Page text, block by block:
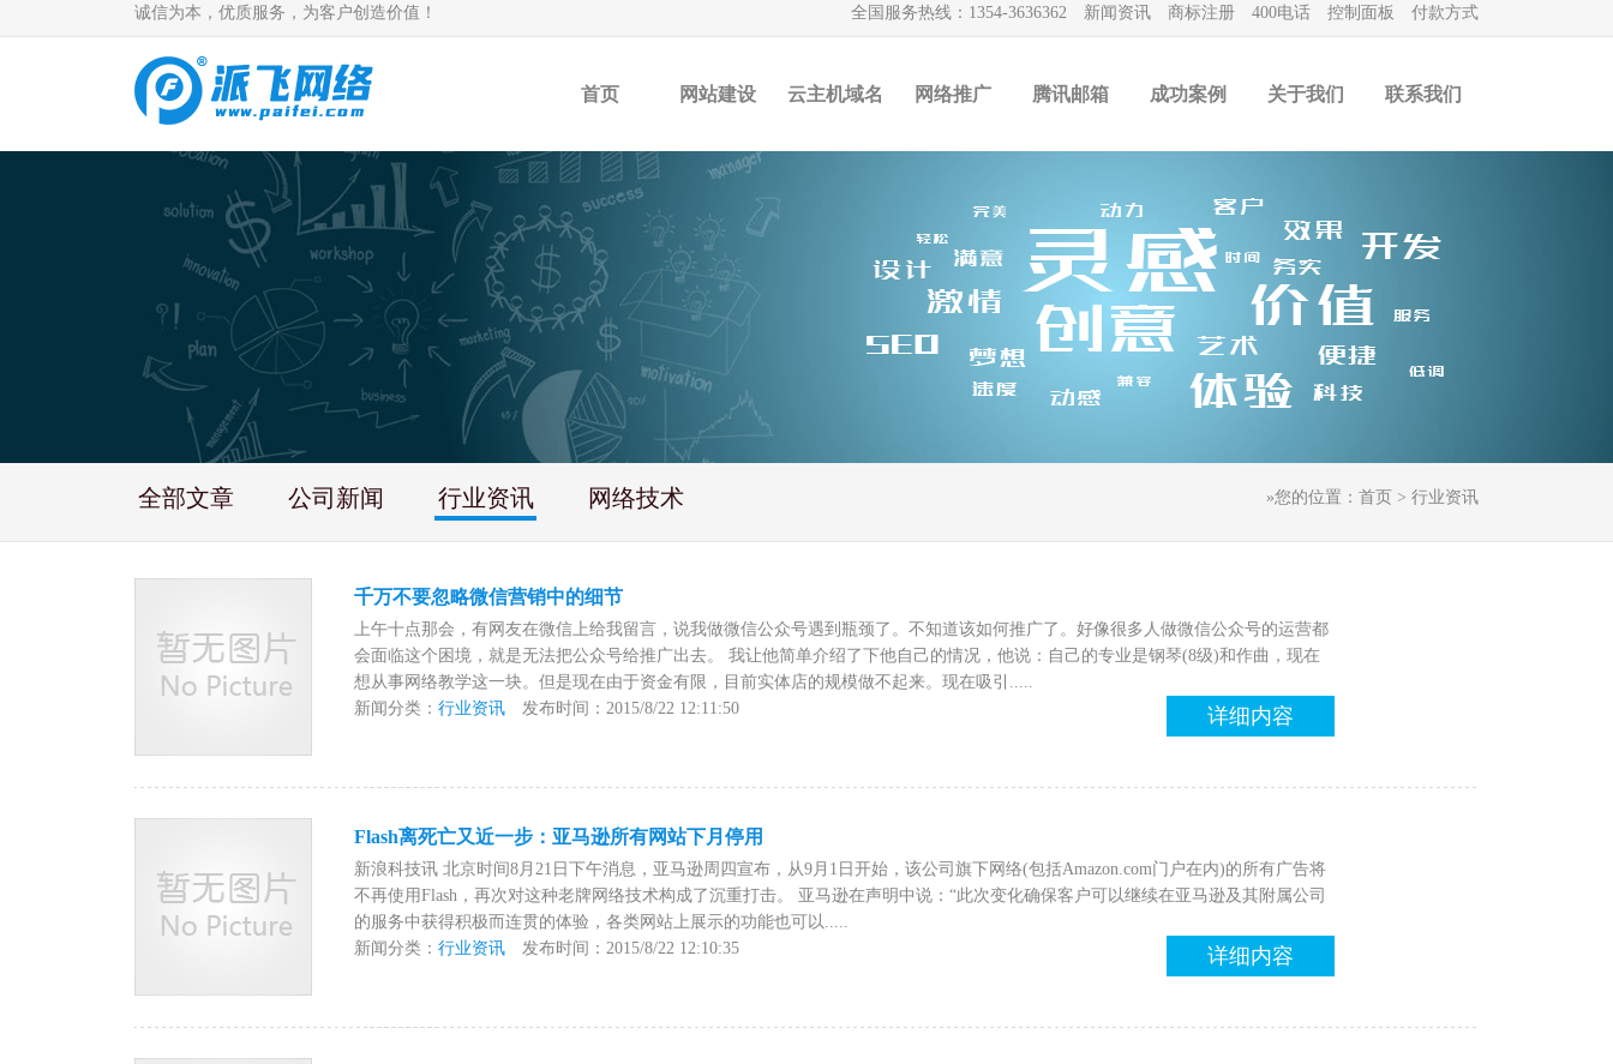
诚信为本，优质服务，为客户创造价值！ 全国服务热线：1354-3636362 新闻资讯 商标注册 400电话 控制面板 付款方式
首页 网站建设 云主机域名 网络推广 腾讯邮箱 成功案例 关于我们 联系我们
全部文章 公司新闻 行业资讯 网络技术 »您的位置： 首页 > 行业资讯
千万不要忽略微信营销中的细节
上午十点那会，有网友在微信上给我留言，说我做微信公众号遇到瓶颈了。不知道该如何推广了。好像很多人做微信公众号的运营都
会面临这个困境，就是无法把公众号给推广出去。 我让他简单介绍了下他自己的情况，他说：自己的专业是钢琴(8级)和作曲，现在
想从事网络教学这一块。但是现在由于资金有限，目前实体店的规模做不起来。现在吸引.....
新闻分类： 行业资讯 发布时间：2015/8/22 12:11:50 详细内容
Flash离死亡又近一步：亚马逊所有网站下月停用
新浪科技讯 北京时间8月21日下午消息，亚马逊周四宣布，从9月1日开始，该公司旗下网络(包括Amazon.com门户在内)的所有广告将
不再使用Flash，再次对这种老牌网络技术构成了沉重打击。 亚马逊在声明中说：“此次变化确保客户可以继续在亚马逊及其附属公司
的服务中获得积极而连贯的体验，各类网站上展示的功能也可以.....
新闻分类： 行业资讯 发布时间：2015/8/22 12:10:35 详细内容